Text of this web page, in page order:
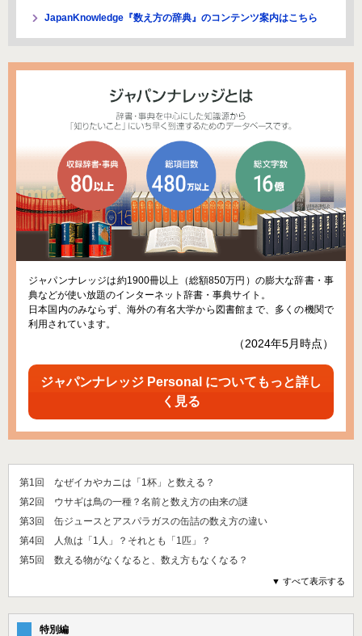
JapanKnowledge『数え方の辞典』のコンテンツ案内はこちら
ジャパンナレッジは約1900冊以上（総額850万円）の膨大な辞書・事
典などが使い放題のインターネット辞書・事典サイト。
日本国内のみならず、海外の有名大学から図書館まで、多くの機関で
利用されています。
（2024年5月時点）
ジャパンナレッジ Personal についてもっと詳し
く見る
第1回 なぜイカやカニは「1杯」と数える？
第2回 ウサギは鳥の一種？名前と数え方の由来の謎
第3回 缶ジュースとアスパラガスの缶詰の数え方の違い
第4回 人魚は「1人」？それとも「1匹」？
第5回 数える物がなくなると、数え方もなくなる？
▼ すべて表示する
特別編